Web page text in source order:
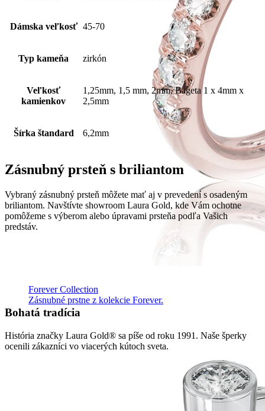
Forever Collection
Zásnubné prstne z kolekcie Forever.
Dámska veľkosť 45-70
Typ kameňa zirkón
Veľkosť
kamienkov
1,25mm, 1,5 mm, 2mm, Bageta 1 x 4mm x
2,5mm
Šírka štandard 6,2mm
Zásnubný prsteň s briliantom
Vybraný zásnubný prsteň môžete mať aj v prevedení s osadeným
briliantom. Navštívte showroom Laura Gold, kde Vám ochotne
pomôžeme s výberom alebo úpravami prsteňa podľa Vašich
predstáv.
Bohatá tradícia
História značky Laura Gold® sa píše od roku 1991. Naše šperky
ocenili zákazníci vo viacerých kútoch sveta.